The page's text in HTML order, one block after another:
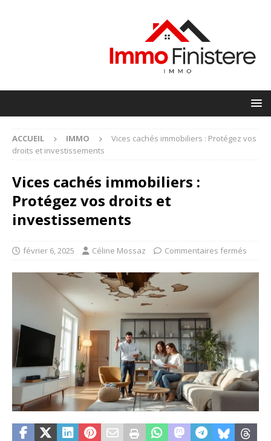
ACCUEIL IMMO
Vices cachés immobiliers : Protégez vos
droits et investissements
Vices cachés immobiliers :
Protégez vos droits et
investissements
février 6, 2025 Céline Mossaz Commentaires fermés